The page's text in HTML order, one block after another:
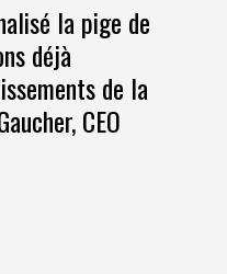
la pige de
déjà
de la
CEO